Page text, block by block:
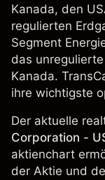
Kanada, den
regulierten
Segment
das
Kanada.
ihre wichtigste
Der aktuelle
Corporation -
aktienchart
der Aktie und